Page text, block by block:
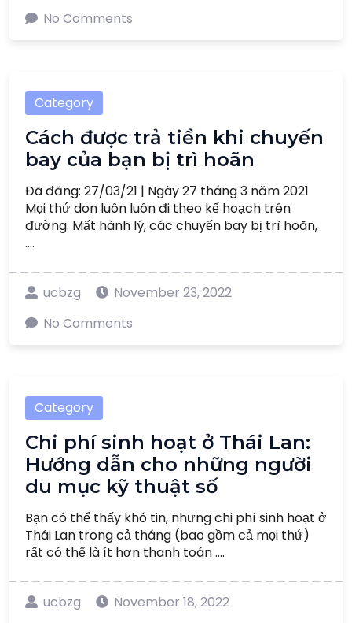
No Comments
Category
Cách được trả tiền khi chuyến
bay của bạn bị trì hoãn
Đã đăng: 27/03/21 | Ngày 27 tháng 3 năm 2021
Mọi thứ don luôn luôn đi theo kế hoạch trên
đường. Mất hành lý, các chuyến bay bị trì hoãn,
....
ucbzg
November 23, 2022
No Comments
Category
Chi phí sinh hoạt ở Thái Lan:
Hướng dẫn cho những người
du mục kỹ thuật số
Bạn có thể thấy khó tin, nhưng chi phí sinh hoạt ở
Thái Lan trong cả tháng (bao gồm cả mọi thứ)
rất có thể là ít hơn thanh toán ....
ucbzg
November 18, 2022